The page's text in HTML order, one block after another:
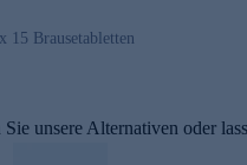
15 Brausetabletten
unsere Alternativen oder